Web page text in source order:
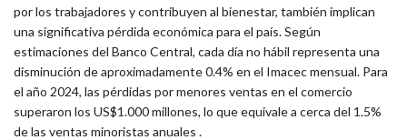
por los trabajadores y contribuyen al bienestar, también implican
una significativa pérdida económica para el país. Según
estimaciones del Banco Central, cada día no hábil representa una
disminución de aproximadamente 0.4% en el Imacec mensual. Para
el año 2024, las pérdidas por menores ventas en el comercio
superaron los US$1.000 millones, lo que equivale a cerca del 1.5%
de las ventas minoristas anuales .